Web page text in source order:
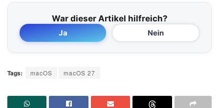
War dieser Artikel hilfreich?
Ja Nein
Tags: macOS macOS 27